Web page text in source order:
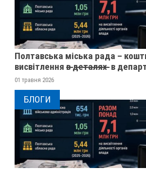
Полтавська міська рада –
висвітлення в̶ ̶д̶е̶т̶а̶л̶я̶х̶ ̶ в
01 травня 2026
БЛОГИ